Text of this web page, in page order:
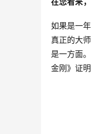
如果是一
真正的大
是一方面
金刚》证